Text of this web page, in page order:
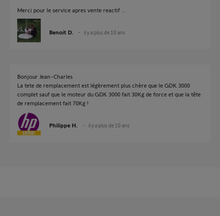
Merci pour le service apres vente reactif ...
Benoit D. il y a plus de 10 ans
Bonjour Jean-Charles
La tete de remplacement est légèrement plus chère que le GDK 3000
complet sauf que le moteur du GDK 3000 fait 30Kg de force et que la tête
de remplacement fait 70Kg !
Philippe H. il y a plus de 10 ans